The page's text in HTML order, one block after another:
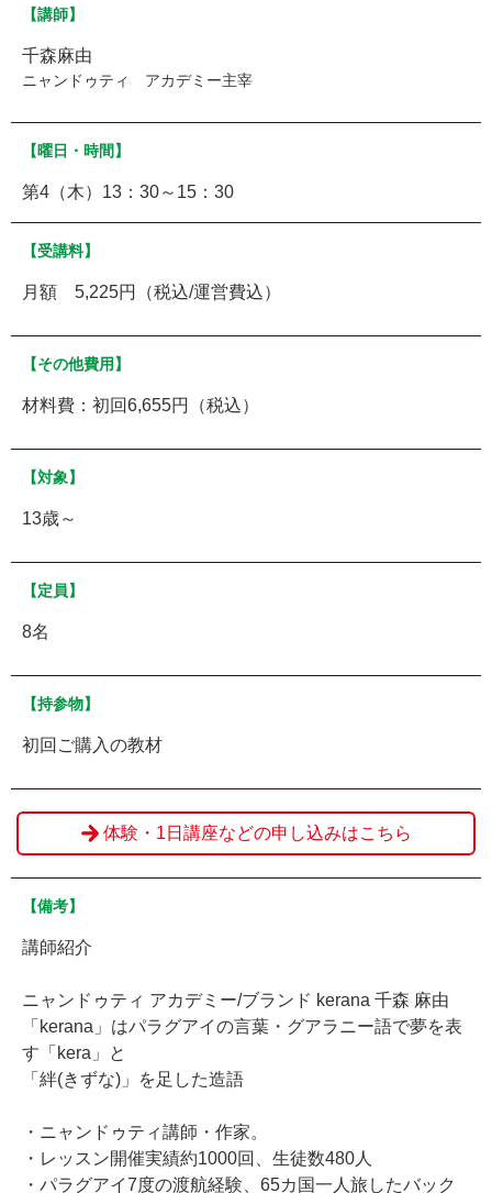
【講師】
千森麻由
ニャンドゥティ アカデミー主宰
【曜日・時間】
第4（木）13：30～15：30
【受講料】
月額 5,225円（税込/運営費込）
【その他費用】
材料費：初回6,655円（税込）
【対象】
13歳～
【定員】
8名
【持参物】
初回ご購入の教材
体験・1日講座などの申し込みはこちら
【備考】
講師紹介
ニャンドゥティ アカデミー/ブランド kerana 千森 麻由
「kerana」はパラグアイの言葉・グアラニー語で夢を表
す「kera」と
「絆(きずな)」を足した造語
・ニャンドゥティ講師・作家。
・レッスン開催実績約1000回、生徒数480人
・パラグアイ7度の渡航経験、65カ国一人旅したバック